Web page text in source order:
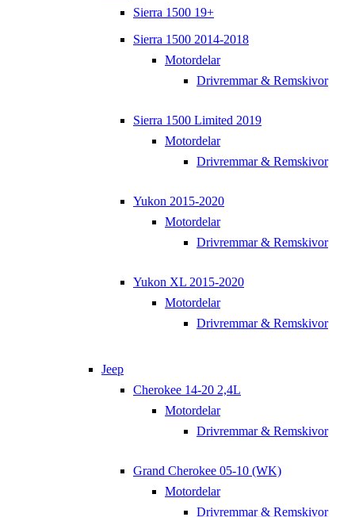
Sierra 1500 19+
Sierra 1500 2014-2018
Motordelar
Drivremmar & Remskivor
Sierra 1500 Limited 2019
Motordelar
Drivremmar & Remskivor
Yukon 2015-2020
Motordelar
Drivremmar & Remskivor
Yukon XL 2015-2020
Motordelar
Drivremmar & Remskivor
Jeep
Cherokee 14-20 2,4L
Motordelar
Drivremmar & Remskivor
Grand Cherokee 05-10 (WK)
Motordelar
Drivremmar & Remskivor